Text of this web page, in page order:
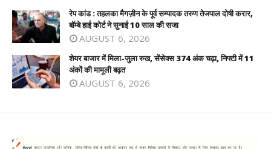
रेप कांड : तहलका मैगज़ीन के पूर्व सम्पादक तरुण तेजपाल दोषी करार,
बॉम्बे हाई कोर्ट ने सुनाई 10 साल की सजा
AUGUST 6, 2026
शेयर बाजार में मिला-जुला रुख, सेंसेक्स 374 अंक चढ़ा, निफ्टी में 11
अंकों की मामूली बढ़त
AUGUST 6, 2026